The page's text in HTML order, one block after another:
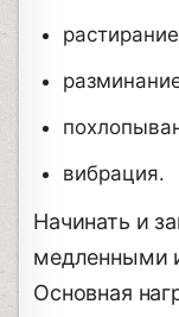
вибрация.
Начинать и
медленными
Основная